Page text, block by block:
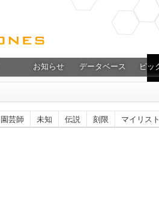
お知らせ データベース ピッ
園芸師 未知 伝説 刻限 マイリス